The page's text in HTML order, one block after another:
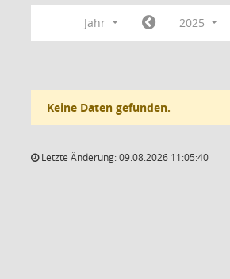
Jahr 2025
Keine Daten gefunden.
Letzte Änderung: 09.08.2026 11:05:40